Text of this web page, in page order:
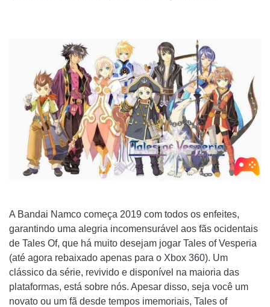
A Bandai Namco começa 2019 com todos os enfeites,
garantindo uma alegria incomensurável aos fãs ocidentais
de Tales Of, que há muito desejam jogar Tales of Vesperia
(até agora rebaixado apenas para o Xbox 360). Um
clássico da série, revivido e disponível na maioria das
plataformas, está sobre nós. Apesar disso, seja você um
novato ou um fã desde tempos imemoriais, Tales of